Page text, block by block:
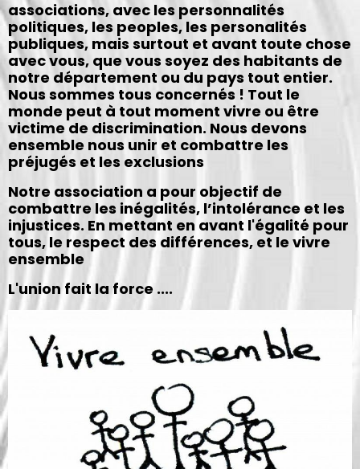
associations, avec les personnalités
politiques, les peoples, les personalités
publiques, mais surtout et avant toute chose
avec vous, que vous soyez des habitants de
notre département ou du pays tout entier.
Nous sommes tous concernés ! Tout le
monde peut à tout moment vivre ou être
victime de discrimination. Nous devons
ensemble nous unir et combattre les
préjugés et les exclusions
Notre association a pour objectif de
combattre les inégalités, l’intolérance et les
injustices. En mettant en avant l'égalité pour
tous, le respect des différences, et le vivre
ensemble
L'union fait la force ....